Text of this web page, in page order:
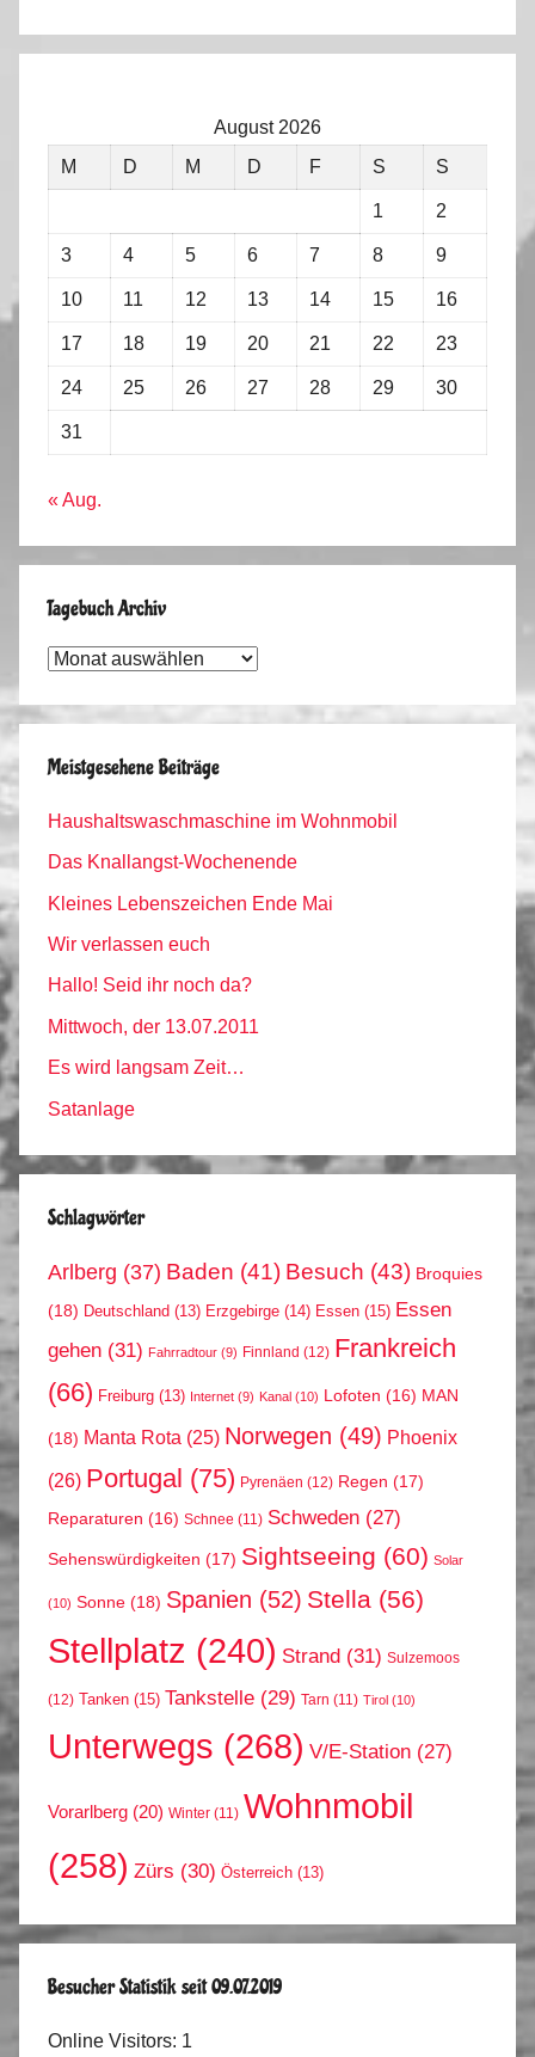
August 2026
M
D M D F S S
1 2
3 4 5 6 7 8 9
10 11 12 13 14 15 16
17 18 19 20 21 22 23
24 25 26 27 28 29 30
31
« Aug.
Tagebuch Archiv
Tagebuch
Meistgesehene Beiträge
Haushaltswaschmaschine im Wohnmobil
Das Knallangst-Wochenende
Kleines Lebenszeichen Ende Mai
Wir verlassen euch
Hallo! Seid ihr noch da?
Mittwoch, der 13.07.2011
Es wird langsam Zeit…
Satanlage
Schlagwörter
Arlberg (37) Baden (41) Besuch (43) Broquies
(18) Deutschland (13) Erzgebirge (14) Essen (15) Essen
gehen (31) Fahrradtour (9) Finnland (12) Frankreich
(66) Freiburg (13) Internet (9) Kanal (10) Lofoten (16) MAN
(18) Manta Rota (25) Norwegen (49) Phoenix
(26) Portugal (75) Pyrenäen (12) Regen (17)
Reparaturen (16) Schnee (11) Schweden (27)
Sehenswürdigkeiten (17) Sightseeing (60) Solar
(10) Sonne (18) Spanien (52) Stella (56)
Stellplatz (240) Strand (31) Sulzemoos
(12) Tanken (15) Tankstelle (29) Tarn (11) Tirol (10)
Unterwegs (268) V/E-Station (27)
Vorarlberg (20) Winter (11) Wohnmobil
(258) Zürs (30) Österreich (13)
Besucher Statistik seit 09.07.2019
Online Visitors: 1